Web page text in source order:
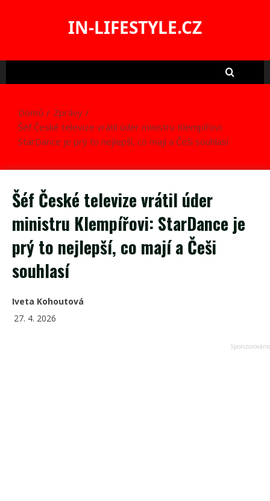
IN-LIFESTYLE.CZ
Domů
Zprávy
Šéf České televize vrátil úder ministru Klempířovi:
StarDance je prý to nejlepší, co mají a Češi souhlasí
Šéf České televize vrátil úder
ministru Klempířovi: StarDance je
prý to nejlepší, co mají a Češi
souhlasí
Iveta Kohoutová
27. 4. 2026